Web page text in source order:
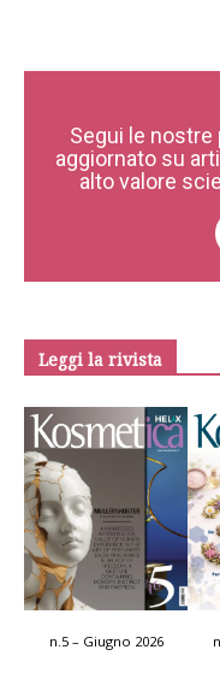
Segui le nostre
aggiornato su
alto valore
Leggi la rivista
n.5 – Giugno 2026